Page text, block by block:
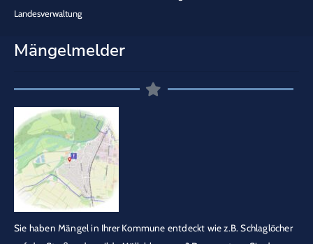
Landesverwaltung
Mängelmelder
Sie haben Mängel in Ihrer Kommune entdeckt wie z.B. Schlaglöcher